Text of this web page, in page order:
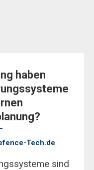
haben
Tech.de
sind